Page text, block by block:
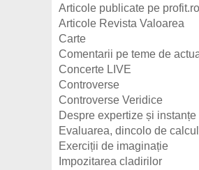
Articole publicate pe profit.ro
Articole Revista Valoarea
Carte
Comentarii pe teme de
Concerte LIVE
Controverse
Controverse Veridice
Despre expertize și instanțe
Evaluarea, dincolo de
Exerciții de imaginație
Impozitarea cladirilor